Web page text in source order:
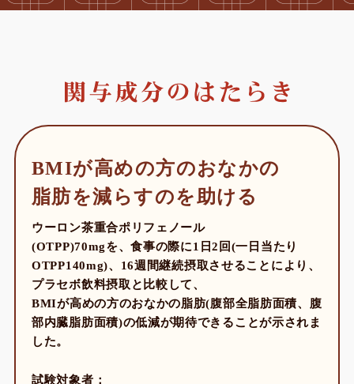
BMIが高めの方のおなかの
脂肪を減らすのを助ける
ウーロン茶重合ポリフェノール
(OTPP)70mgを、食事の際に1日2回(一日当たり
OTPP140mg)、16週間継続摂取させることにより、
プラセボ飲料摂取と比較して、
BMIが高めの方のおなかの脂肪(腹部全脂肪面積、腹
部内臓脂肪面積)の低減が期待できることが示されま
した。
試験対象者：